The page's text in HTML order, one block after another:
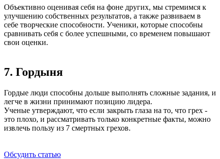
Объективно оценивая себя на фоне других, мы стремимся к
улучшению собственных результатов, а также развиваем в
себе творческие способности. Ученики, которые способны
сравнивать себя с более успешными, со временем повышают
свои оценки.
7. Гордыня
Гордые люди способны дольше выполнять сложные задания, и
легче в жизни принимают позицию лидера.
Ученые утверждают, что если закрыть глаза на то, что грех -
это плохо, и рассматривать только конкретные факты, можно
извлечь пользу из 7 смертных грехов.
Обсудить статью